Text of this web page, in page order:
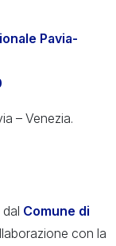
Pavia-
– Venezia.
Comune di
con la